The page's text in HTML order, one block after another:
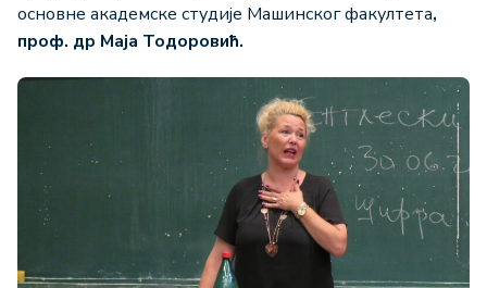
основне академске студије Машинског факултета,
проф. др Маја Тодоровић.